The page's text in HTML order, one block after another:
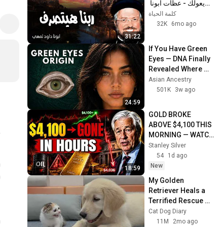
63
을 극도로 누린 제사장 신언
자 사무엘
한국복음서원
64
감추인 만나 366화 - 교회를
산출하기 위하여 그리스도의
고난에 참여함
한국복음서원
65
감추인 만나 365화 - 하나님
의 사랑과 인자와 긍휼과 은
혜
한국복음서원
66
감추인 만나 364화 - 너울을
벗은 얼굴로 거울처럼 주님의
영광을 바라봄
한국복음서원
67
감추인 만나 363화 - 너는 내
아들이다. 오늘 내가 너를 낳
았다.
한국복음서원
68
감추인 만나 362화 - 그리스
도를 예표하는 다윗
한국복음서원
69
감추인 만나 361화 - 다윗은
하나님의 주권 아래서 십자가
31:22
داود لمعي
كلمة الحياة
32K
6mo ago
24:59
If You Have Green
Eyes — DNA Finally
Revealed Where
They Really Come
From
Asian Ancestry
501K
3w ago
18:59
GOLD BROKE
ABOVE $4,100 THIS
MORNING — WATCH
WHAT HAPPENED
NEXT | Jamie
Dimon Explains
Stanley Silver
54
1d ago
New
My Golden
Retriever Heals a
Terrified Rescue
Kitten in Just 3
Meetings!
Cat Dog Diary
11M
2mo ago